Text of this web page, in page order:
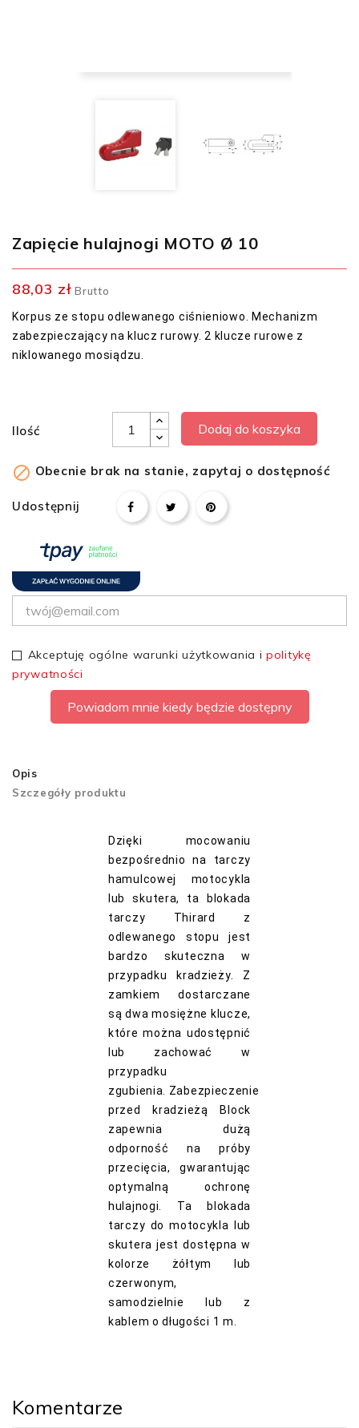
Zapięcie hulajnogi MOTO Ø 10
88,03 zł Brutto
Korpus ze stopu odlewanego ciśnieniowo. Mechanizm
zabezpieczający na klucz rurowy.2 klucze rurowe z
niklowanego mosiądzu.
Ilość Dodaj do koszyka
 Obecnie brak na stanie, zapytaj o dostępność
Udostępnij
Akceptuję ogólne warunki użytkowania ipolitykę
prywatności
Powiadom mnie kiedy będzie dostępny
Opis
Szczegóły produktu
Dzięki mocowaniu
bezpośrednio na tarczy
hamulcowej motocykla
lub skutera, ta blokada
tarczy Thirard z
odlewanego stopu jest
bardzo skuteczna w
przypadku kradzieży. Z
zamkiem dostarczane
są dwa mosiężne klucze,
które można udostępnić
lub zachować w
przypadku
zgubienia. Zabezpieczenie
przed kradzieżą Block
zapewnia dużą
odporność na próby
przecięcia, gwarantując
optymalną ochronę
hulajnogi. Ta blokada
tarczy do motocykla lub
skutera jest dostępna w
kolorze żółtym lub
czerwonym,
samodzielnie lub z
kablem o długości 1 m.
Komentarze